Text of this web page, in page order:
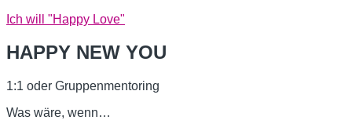
Ich will "Happy Love"
HAPPY NEW YOU
1:1 oder Gruppenmentoring
Was wäre, wenn…